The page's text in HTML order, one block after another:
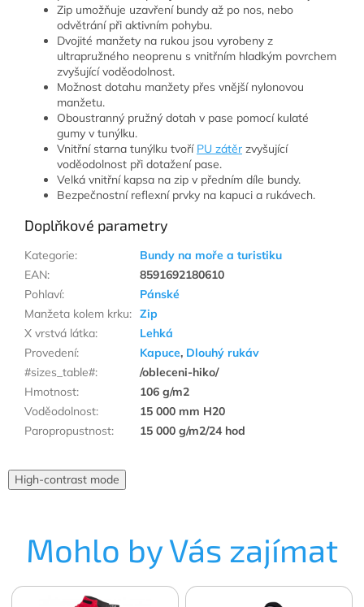
Zip umožňuje uzavření bundy až po nos, nebo
odvětrání při aktivním pohybu.
Dvojité manžety na rukou jsou vyrobeny z
ultrapružného neoprenu s vnitřním hladkým povrchem
zvyšující voděodolnost.
Možnost dotahu manžety přes vnější nylonovou
manžetu.
Oboustranný pružný dotah v pase pomocí kulaté
gumy v tunýlku.
Vnitřní starna tunýlku tvoří PU zátěr zvyšující
voděodolnost při dotažení pase.
Velká vnitřní kapsa na zip v předním díle bundy.
Bezpečnostní reflexní prvky na kapuci a rukávech.
Doplňkové parametry
Kategorie:
Bundy na moře a turistiku
EAN:
8591692180610
Pohlaví:
Pánské
Manžeta kolem krku: Zip
X vrstvá látka:
Lehká
Provedení: Kapuce, Dlouhý rukáv
#sizes_table#:
/obleceni-hiko/
Hmotnost:
106 g/m2
Voděodolnost:
15 000 mm H20
Paropropustnost: 15 000 g/m2/24 hod
High-contrast mode
Mohlo by Vás zajímat